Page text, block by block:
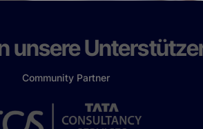
unsere
Community Partner